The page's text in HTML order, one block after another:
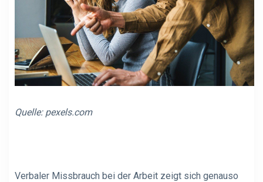
Quelle: pexels.com
Verbaler Missbrauch bei der Arbeit zeigt sich genauso